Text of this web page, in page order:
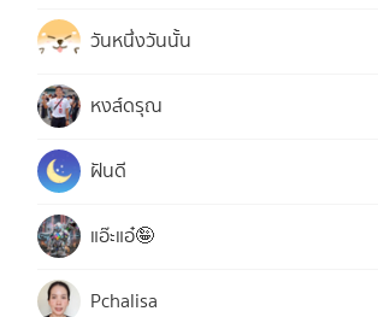
วันหนึ่งวันนั้น
หงส์ดรุณ
ฝันดี
แอ๊ะแอ๋🤪
Pchalisa